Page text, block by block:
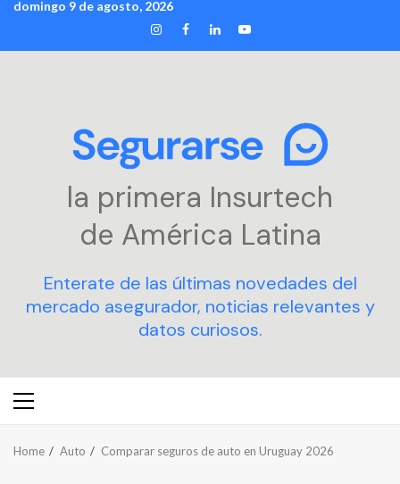
Skip
content
domingo 9 de agosto, 2026
INSTAGRAM
FACEBOOK
LINKEDIN
YOUTUBE
la primera Insurtech
de América Latina
Enterate de las últimas novedades del
mercado asegurador, noticias relevantes y
datos curiosos.
Primary
Home Auto Comparar seguros de auto en Uruguay 2026